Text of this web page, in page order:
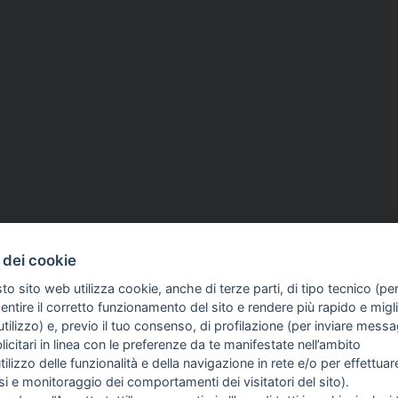
ed aventi la seguente natura: dispositivi medici e dispositivi medico – diagnostici in
e quant’altro) non hanno carattere né natura di pubblicità. Tutti i contenuti
in fase di preacquisto i prodotti venduti da RAM Apparecchi Medicali srl attraverso
SULL'AZIENDA GUIDA AGLI ACQUISTI
dei cookie
sito web utilizza cookie, anche di terze parti, di tipo tecnico (per
il corretto funzionamento del sito e rendere più rapido e
e, previo il tuo consenso, di profilazione (per inviare
in linea con le preferenze da te manifestate nell’ambito
delle funzionalità e della navigazione in rete e/o per
e monitoraggio dei comportamenti dei visitatori del sito).